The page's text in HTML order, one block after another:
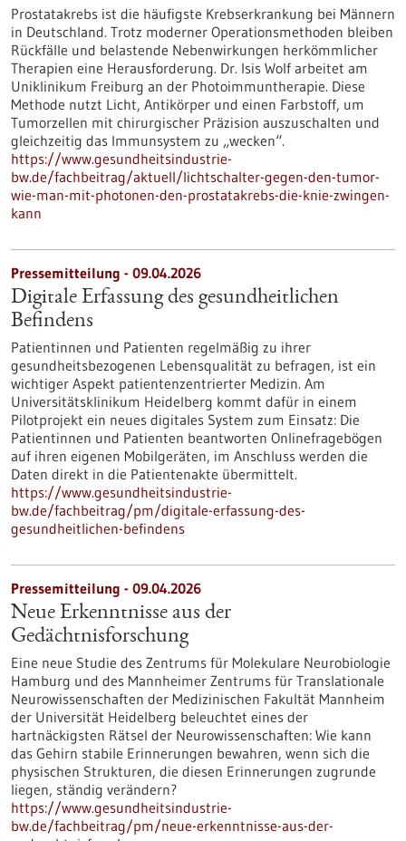
Prostatakrebs ist die häufigste Krebserkrankung bei Männern
in Deutschland. Trotz moderner Operationsmethoden bleiben
Rückfälle und belastende Nebenwirkungen herkömmlicher
Therapien eine Herausforderung. Dr. Isis Wolf arbeitet am
Uniklinikum Freiburg an der Photoimmuntherapie. Diese
Methode nutzt Licht, Antikörper und einen Farbstoff, um
Tumorzellen mit chirurgischer Präzision auszuschalten und
gleichzeitig das Immunsystem zu „wecken“.
https://www.gesundheitsindustrie-
bw.de/fachbeitrag/aktuell/lichtschalter-gegen-den-tumor-
wie-man-mit-photonen-den-prostatakrebs-die-knie-zwingen-
kann
Pressemitteilung - 09.04.2026
Digitale Erfassung des gesundheitlichen
Befindens
Patientinnen und Patienten regelmäßig zu ihrer
gesundheitsbezogenen Lebensqualität zu befragen, ist ein
wichtiger Aspekt patientenzentrierter Medizin. Am
Universitätsklinikum Heidelberg kommt dafür in einem
Pilotprojekt ein neues digitales System zum Einsatz: Die
Patientinnen und Patienten beantworten Onlinefragebögen
auf ihren eigenen Mobilgeräten, im Anschluss werden die
Daten direkt in die Patientenakte übermittelt.
https://www.gesundheitsindustrie-
bw.de/fachbeitrag/pm/digitale-erfassung-des-
gesundheitlichen-befindens
Pressemitteilung - 09.04.2026
Neue Erkenntnisse aus der
Gedächtnisforschung
Eine neue Studie des Zentrums für Molekulare Neurobiologie
Hamburg und des Mannheimer Zentrums für Translationale
Neurowissenschaften der Medizinischen Fakultät Mannheim
der Universität Heidelberg beleuchtet eines der
hartnäckigsten Rätsel der Neurowissenschaften: Wie kann
das Gehirn stabile Erinnerungen bewahren, wenn sich die
physischen Strukturen, die diesen Erinnerungen zugrunde
liegen, ständig verändern?
https://www.gesundheitsindustrie-
bw.de/fachbeitrag/pm/neue-erkenntnisse-aus-der-